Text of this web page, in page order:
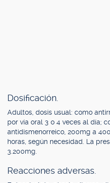
Dosificación.
Adultos, dosis usual: como
por vía oral 3 o 4 veces al día;
antidismenorreico, 200mg a
horas, según necesidad. La
3.200mg.
Reacciones adversas.